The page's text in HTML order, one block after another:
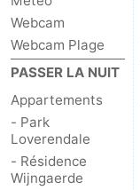
Nieuwvliet
-
Sluis
-
Cadzand
-
Nature
Het
Météo
Contact
Webcam
Webcam Plage
PASSER LA NUIT
Appartements
- Park
Loverendale
- Résidence
Wijngaerde